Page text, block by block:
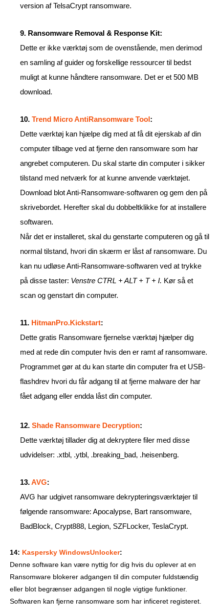
version af TelsaCrypt ransomware.
9. Ransomware Removal & Response Kit:
Dette er ikke værktøj som de ovenstående, men derimod
en samling af guider og forskellige ressourcer til bedst
muligt at kunne håndtere ransomware. Det er et 500 MB
download.
10. Trend Micro AntiRansomware Tool:
Dette værktøj kan hjælpe dig med at få dit ejerskab af din
computer tilbage ved at fjerne den ransomware som har
angrebet computeren. Du skal starte din computer i sikker
tilstand med netværk for at kunne anvende værktøjet.
Download blot Anti-Ransomware-softwaren og gem den på
skrivebordet. Herefter skal du dobbeltklikke for at installere
softwaren.
Når det er installeret, skal du genstarte computeren og gå til
normal tilstand, hvori din skærm er låst af ransomware. Du
kan nu udløse Anti-Ransomware-softwaren ved at trykke
på disse taster: Venstre CTRL + ALT + T + I. Kør så et
scan og genstart din computer.
11. HitmanPro.Kickstart:
Dette gratis Ransomware fjernelse værktøj hjælper dig
med at rede din computer hvis den er ramt af ransomware.
Programmet gør at du kan starte din computer fra et USB-
flashdrev hvori du får adgang til at fjerne malware der har
fået adgang eller endda låst din computer.
12. Shade Ransomware Decryption:
Dette værktøj tillader dig at dekryptere filer med disse
udvidelser: .xtbl, .ytbl, .breaking_bad, .heisenberg.
13.AVG:
AVG har udgivet ransomware dekrypteringsværktøjer til
følgende ransomware: Apocalypse, Bart ransomware,
BadBlock, Crypt888, Legion, SZFLocker, TeslaCrypt.
14: Kaspersky WindowsUnlocker:
Denne software kan være nyttig for dig hvis du oplever at en
Ransomware blokerer adgangen til din computer fuldstændig
eller blot begrænser adgangen til nogle vigtige funktioner.
Softwaren kan fjerne ransomware som har inficeret registeret.